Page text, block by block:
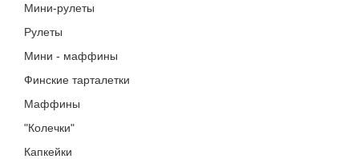
Мини-рулеты
Рулеты
Мини - маффины
Финские тарталетки
Маффины
"Колечки"
Капкейки